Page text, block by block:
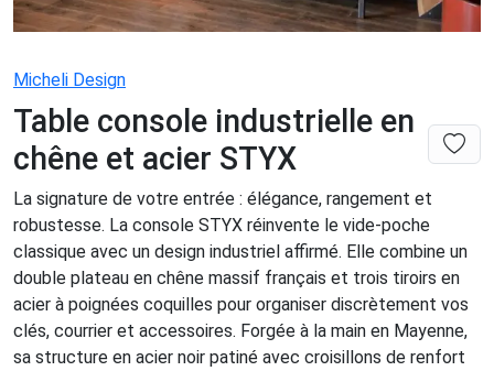
Micheli Design
Table console industrielle en
chêne et acier STYX
La signature de votre entrée : élégance, rangement et
robustesse. La console STYX réinvente le vide-poche
classique avec un design industriel affirmé. Elle combine un
double plateau en chêne massif français et trois tiroirs en
acier à poignées coquilles pour organiser discrètement vos
clés, courrier et accessoires. Forgée à la main en Mayenne,
sa structure en acier noir patiné avec croisillons de renfort